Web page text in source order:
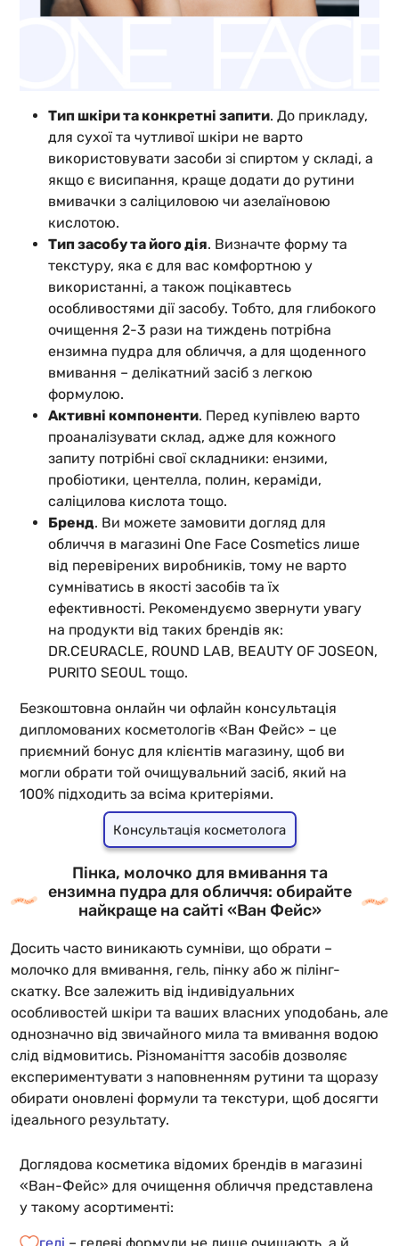
Тип шкіри та конкретні запити. До прикладу,
для сухої та чутливої шкіри не варто
використовувати засоби зі спиртом у складі, а
якщо є висипання, краще додати до рутини
вмивачки з саліциловою чи азелаїновою
кислотою.
Тип засобу та його дія. Визначте форму та
текстуру, яка є для вас комфортною у
використанні, а також поцікавтесь
особливостями дії засобу. Тобто, для глибокого
очищення 2-3 рази на тиждень потрібна
ензимна пудра для обличчя, а для щоденного
вмивання – делікатний засіб з легкою
формулою.
Активні компоненти. Перед купівлею варто
проаналізувати склад, адже для кожного
запиту потрібні свої складники: ензими,
пробіотики, центелла, полин, кераміди,
саліцилова кислота тощо.
Бренд. Ви можете замовити догляд для
обличчя в магазині One Face Cosmetics лише
від перевірених виробників, тому не варто
сумніватись в якості засобів та їх
ефективності. Рекомендуємо звернути увагу
на продукти від таких брендів як:
DR.CEURACLE, ROUND LAB, BEAUTY OF JOSEON,
PURITO SEOUL тощо.
Безкоштовна онлайн чи офлайн консультація
дипломованих косметологів «Ван Фейс» – це
приємний бонус для клієнтів магазину, щоб ви
могли обрати той очищувальний засіб, який на
100% підходить за всіма критеріями.
Консультація косметолога
Пінка, молочко для вмивання та
ензимна пудра для обличчя: обирайте
найкраще на сайті «Ван Фейс»
Досить часто виникають сумніви, що обрати –
молочко для вмивання, гель, пінку або ж пілінг-
скатку. Все залежить від індивідуальних
особливостей шкіри та ваших власних уподобань, але
однозначно від звичайного мила та вмивання водою
слід відмовитись. Різноманіття засобів дозволяє
експериментувати з наповненням рутини та щоразу
обирати оновлені формули та текстури, щоб досягти
ідеального результату.
Доглядова косметика відомих брендів в магазині
«Ван-Фейс» для очищення обличчя представлена
у такому асортименті:
гелі – гелеві формули не лише очищають, а й